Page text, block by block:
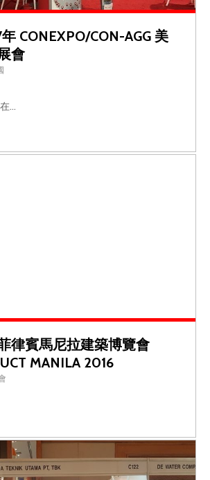
CONEXPO/CON-AGG 美
會
…
律賓馬尼拉建築博覽會
MANILA 2016